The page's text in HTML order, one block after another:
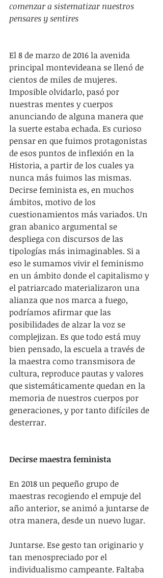
comenzar a sistematizar nuestros
pensares y sentires
El 8 de marzo de 2016 la avenida
principal montevideana se llenó de
cientos de miles de mujeres.
Imposible olvidarlo, pasó por
nuestras mentes y cuerpos
anunciando de alguna manera que
la suerte estaba echada. Es curioso
pensar en que fuimos protagonistas
de esos puntos de inflexión en la
Historia, a partir de los cuales ya
nunca más fuimos las mismas.
Decirse feminista es, en muchos
ámbitos, motivo de los
cuestionamientos más variados. Un
gran abanico argumental se
despliega con discursos de las
tipologías más inimaginables. Si a
eso le sumamos vivir el feminismo
en un ámbito donde el capitalismo y
el patriarcado materializaron una
alianza que nos marca a fuego,
podríamos afirmar que las
posibilidades de alzar la voz se
complejizan. Es que todo está muy
bien pensado, la escuela a través de
la maestra como transmisora de
cultura, reproduce pautas y valores
que sistemáticamente quedan en la
memoria de nuestros cuerpos por
generaciones, y por tanto difíciles de
desterrar.
Decirse maestra feminista
En 2018 un pequeño grupo de
maestras recogiendo el empuje del
año anterior, se animó a juntarse de
otra manera, desde un nuevo lugar.
Juntarse. Ese gesto tan originario y
tan menospreciado por el
individualismo campeante. Faltaba